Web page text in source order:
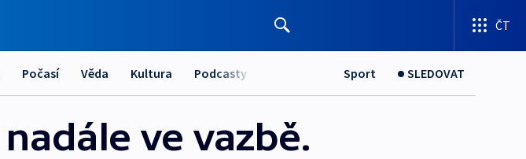
ČT
Počasí Věda Kultura Podcasty Sport SLEDOVAT
ve vazbě.